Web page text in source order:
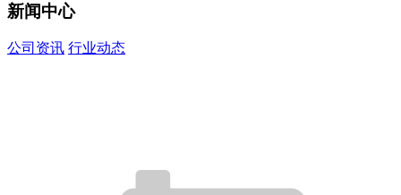
新闻中心
公司资讯 行业动态